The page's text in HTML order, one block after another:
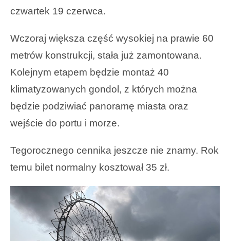
czwartek 19 czerwca.
Wczoraj większa część wysokiej na prawie 60
metrów konstrukcji, stała już zamontowana.
Kolejnym etapem będzie montaż 40
klimatyzowanych gondol, z których można
będzie podziwiać panoramę miasta oraz
wejście do portu i morze.
Tegorocznego cennika jeszcze nie znamy. Rok
temu bilet normalny kosztował 35 zł.